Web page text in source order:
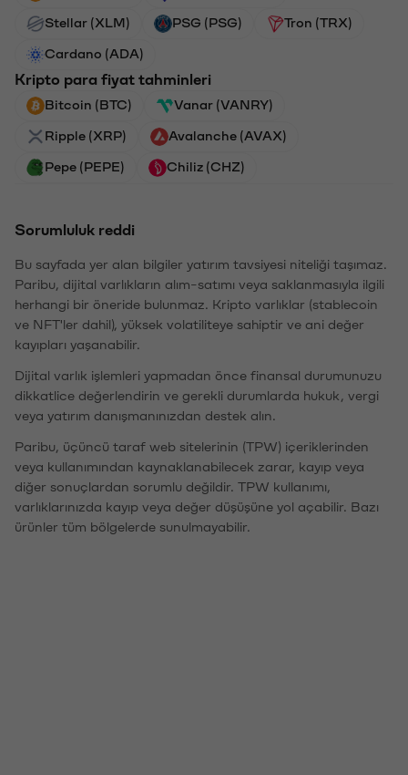
Stellar (XLM) PSG (PSG) Tron (TRX)
Cardano (ADA)
Kripto para fiyat tahminleri
Bitcoin (BTC) Vanar (VANRY)
Ripple (XRP) Avalanche (AVAX)
Pepe (PEPE) Chiliz (CHZ)
Sorumluluk reddi
Bu sayfada yer alan bilgiler yatırım tavsiyesi niteliği taşımaz.
Paribu, dijital varlıkların alım-satımı veya saklanmasıyla ilgili
herhangi bir öneride bulunmaz. Kripto varlıklar (stablecoin
ve NFT'ler dahil), yüksek volatiliteye sahiptir ve ani değer
kayıpları yaşanabilir.
Dijital varlık işlemleri yapmadan önce finansal durumunuzu
dikkatlice değerlendirin ve gerekli durumlarda hukuk, vergi
veya yatırım danışmanınızdan destek alın.
Paribu, üçüncü taraf web sitelerinin (TPW) içeriklerinden
veya kullanımından kaynaklanabilecek zarar, kayıp veya
diğer sonuçlardan sorumlu değildir. TPW kullanımı,
varlıklarınızda kayıp veya değer düşüşüne yol açabilir. Bazı
ürünler tüm bölgelerde sunulmayabilir.